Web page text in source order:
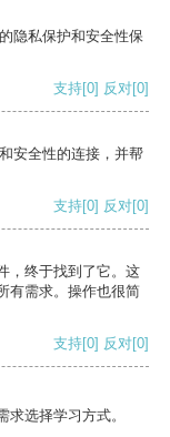
隐私保护和安全性保
支持[0] 反对[0]
安全性的连接，并帮
支持[0] 反对[0]
，终于找到了它。这
有需求。操作也很简
支持[0] 反对[0]
选择学习方式。